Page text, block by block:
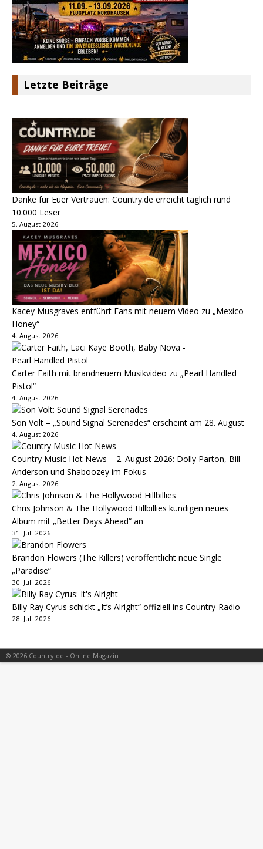
Letzte Beiträge
Danke für Euer Vertrauen: Country.de erreicht täglich rund
10.000 Leser
5. August 2026
Kacey Musgraves entführt Fans mit neuem Video zu „Mexico
Honey“
4. August 2026
Carter Faith mit brandneuem Musikvideo zu „Pearl Handled
Pistol“
4. August 2026
Son Volt – „Sound Signal Serenades“ erscheint am 28. August
4. August 2026
Country Music Hot News – 2. August 2026: Dolly Parton, Bill
Anderson und Shaboozey im Fokus
2. August 2026
Chris Johnson & The Hollywood Hillbillies kündigen neues
Album mit „Better Days Ahead“ an
31. Juli 2026
Brandon Flowers (The Killers) veröffentlicht neue Single
„Paradise“
30. Juli 2026
Billy Ray Cyrus schickt „It’s Alright“ offiziell ins Country-Radio
28. Juli 2026
© 2026 Country.de - Online Magazin